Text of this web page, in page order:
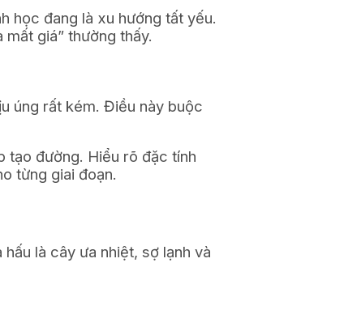
học đang là xu hướng tất yếu.
giá” thường thấy.
úng rất kém. Điều này buộc
tạo đường. Hiểu rõ đặc tính
từng giai đoạn.
là cây ưa nhiệt, sợ lạnh và